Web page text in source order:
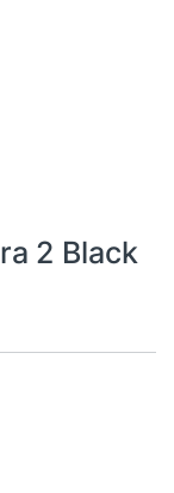
2 Black